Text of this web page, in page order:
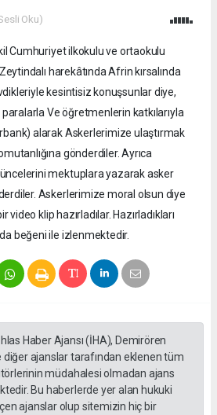
Oku)
Cumhuriyet ilkokulu ve ortaokulu
harekâtında Afrin kırsalında
kesintisiz konuşsunlar diye,
Ve öğretmenlerin katkılarıyla
alarak Askerlerimize ulaştırmak
gönderdiler. Ayrıca
mektuplara yazarak asker
Askerlerimize moral olsun diye
klip hazırladılar. Hazırladıkları
beğeni ile izlenmektedir.
Haber Ajansı (İHA), Demirören
diğer ajanslar tarafından eklenen tüm
müdahalesi olmadan ajans
Bu haberlerde yer alan hukuki
ajanslar olup sitemizin hiç bir